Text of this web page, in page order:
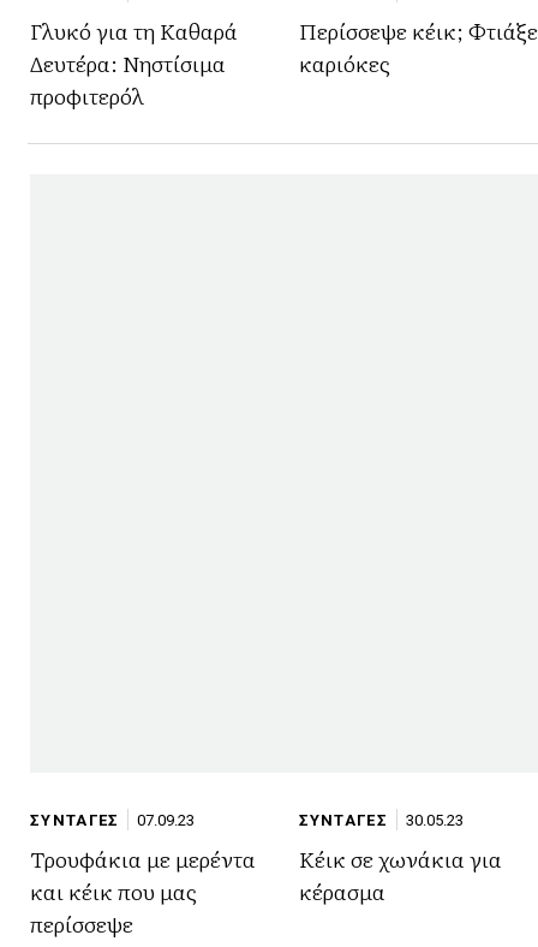
Γλυκό για τη Καθαρά
Δευτέρα: Νηστίσιμα
προφιτερόλ
Περίσσεψε κέικ; Φτιάξε
καριόκες
ΣΥΝΤΑΓΕΣ 07.09.23
Τρουφάκια με μερέντα
και κέικ που μας
περίσσεψε
ΣΥΝΤΑΓΕΣ 30.05.23
Κέικ σε χωνάκια για
κέρασμα